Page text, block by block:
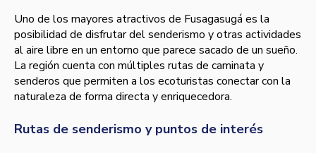
Uno de los mayores atractivos de Fusagasugá es la
posibilidad de disfrutar del senderismo y otras actividades
al aire libre en un entorno que parece sacado de un sueño.
La región cuenta con múltiples rutas de caminata y
senderos que permiten a los ecoturistas conectar con la
naturaleza de forma directa y enriquecedora.
Rutas de senderismo y puntos de interés